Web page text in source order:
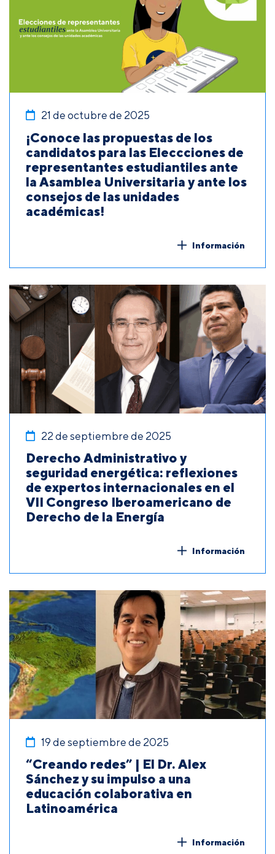
21 de octubre de 2025
¡Conoce las propuestas de los
candidatos para las Eleccciones de
representantes estudiantiles ante
la Asamblea Universitaria y ante los
consejos de las unidades
académicas!
Información
22 de septiembre de 2025
Derecho Administrativo y
seguridad energética: reflexiones
de expertos internacionales en el
VII Congreso Iberoamericano de
Derecho de la Energía
Información
19 de septiembre de 2025
“Creando redes” | El Dr. Alex
Sánchez y su impulso a una
educación colaborativa en
Latinoamérica
Información